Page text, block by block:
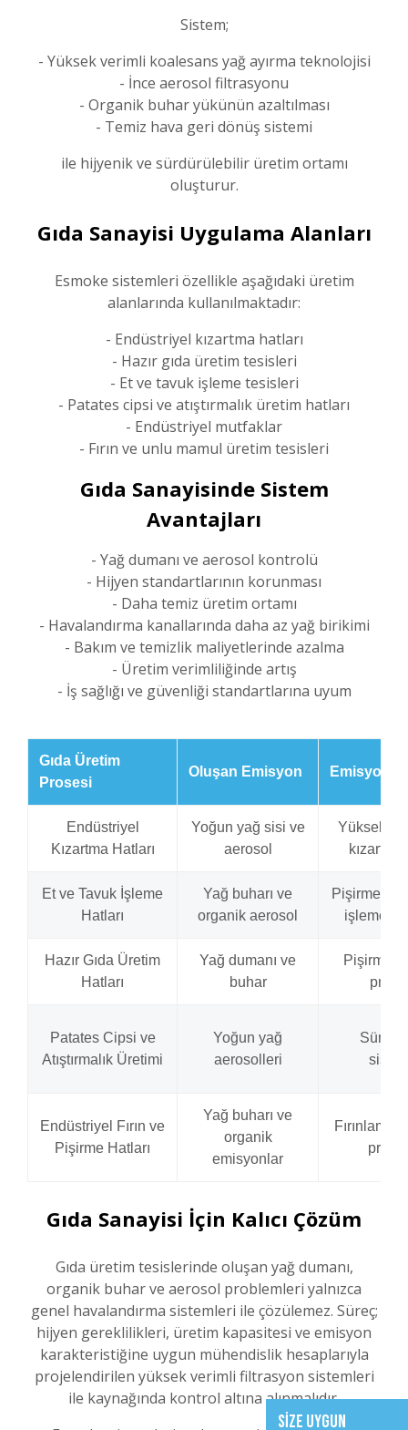
Sistem;
- Yüksek verimli koalesans yağ ayırma teknolojisi
- İnce aerosol filtrasyonu
- Organik buhar yükünün azaltılması
- Temiz hava geri dönüş sistemi
ile hijyenik ve sürdürülebilir üretim ortamı
oluşturur.
Gıda Sanayisi Uygulama Alanları
Esmoke sistemleri özellikle aşağıdaki üretim
alanlarında kullanılmaktadır:
- Endüstriyel kızartma hatları
- Hazır gıda üretim tesisleri
- Et ve tavuk işleme tesisleri
- Patates cipsi ve atıştırmalık üretim hatları
- Endüstriyel mutfaklar
- Fırın ve unlu mamul üretim tesisleri
Gıda Sanayisinde Sistem
Avantajları
- Yağ dumanı ve aerosol kontrolü
- Hijyen standartlarının korunması
- Daha temiz üretim ortamı
- Havalandırma kanallarında daha az yağ birikimi
- Bakım ve temizlik maliyetlerinde azalma
- Üretim verimliliğinde artış
- İş sağlığı ve güvenliği standartlarına uyum
Gıda Üretim
Prosesi
Oluşan Emisyon Emisyon
Endüstriyel
Kızartma Hatları
Yoğun yağ sisi ve
aerosol
Yüksek
kızartma
Et ve Tavuk İşleme
Hatları
Yağ buharı ve
organik aerosol
Pişirme ve
işleme
Hazır Gıda Üretim
Hatları
Yağ dumanı ve
buhar
Pişirme
Patates Cipsi ve
Atıştırmalık Üretimi
Yoğun yağ
aerosolleri
Sürekli
Endüstriyel Fırın ve
Pişirme Hatları
Yağ buharı ve
organik
emisyonlar
Fırınlama
Gıda Sanayisi İçin Kalıcı Çözüm
Gıda üretim tesislerinde oluşan yağ dumanı,
organik buhar ve aerosol problemleri yalnızca
genel havalandırma sistemleri ile çözülemez. Süreç;
hijyen gereklilikleri, üretim kapasitesi ve emisyon
karakteristiğine uygun mühendislik hesaplarıyla
projelendirilen yüksek verimli filtrasyon sistemleri
ile kaynağında kontrol altına alınmalıdır.
SİZE UYGUN